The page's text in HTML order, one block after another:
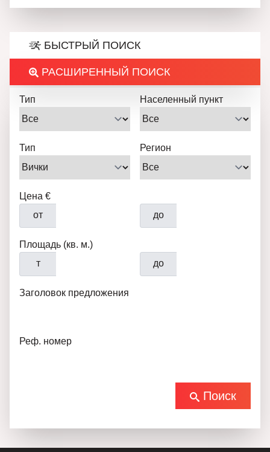
БЫСТРЫЙ ПОИСК
РАСШИРЕННЫЙ ПОИСК
Тип Населенный пункт
Тип Регион
Цена €
от
до
Площадь (кв. м.)
т
до
Заголовок предложения
Реф. номер
Поиск